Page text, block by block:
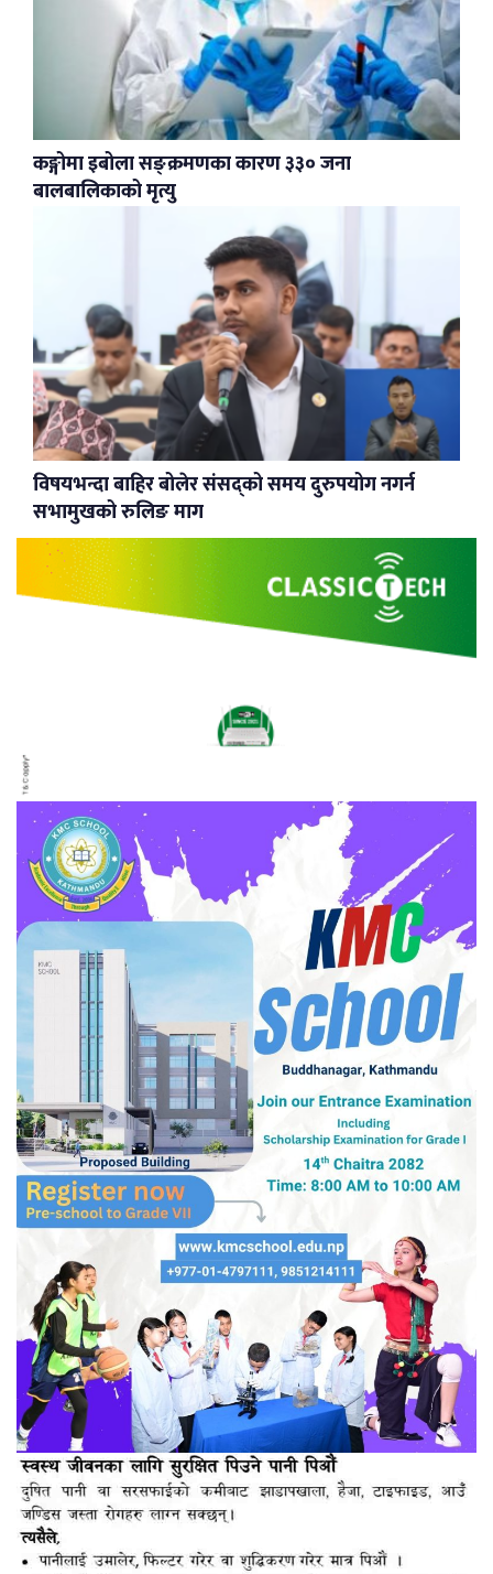
कङ्गोमा इबोला सङ्क्रमणका कारण ३३० जना
बालबालिकाको मृत्यु
विषयभन्दा बाहिर बोलेर संसद्को समय दुरुपयोग नगर्न
सभामुखको रुलिङ माग